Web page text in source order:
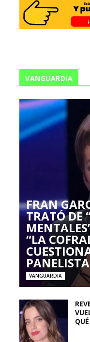
VANGUARDIA
FRAN
TRATÓ DE
“LA
PANELISTA
VANGUARDIA